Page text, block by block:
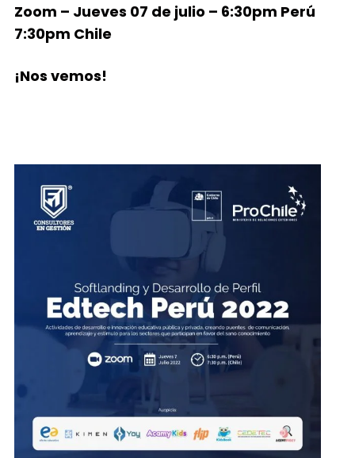
Zoom – Jueves 07 de julio – 6:30pm Perú
7:30pm Chile
¡Nos vemos!